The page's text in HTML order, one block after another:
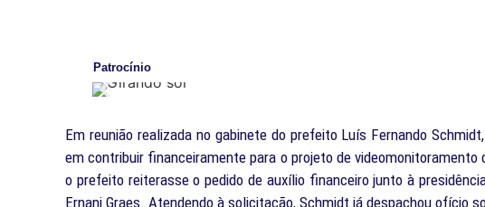
Patrocínio
Em reunião realizada no gabinete do prefeito Luís Fernando
em contribuir financeiramente para o projeto de
o prefeito reiterasse o pedido de auxílio financeiro junto à
Ernani Graes. Atendendo à solicitação, Schmidt já despachou ofício